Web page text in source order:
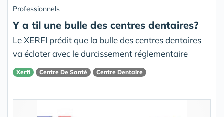
Professionnels
Y a til une bulle des centres dentaires?
Le XERFI prédit que la bulle des centres dentaires
va éclater avec le durcissement réglementaire
Xerfi Centre De Santé Centre Dentaire